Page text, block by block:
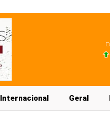
Internacional Geral